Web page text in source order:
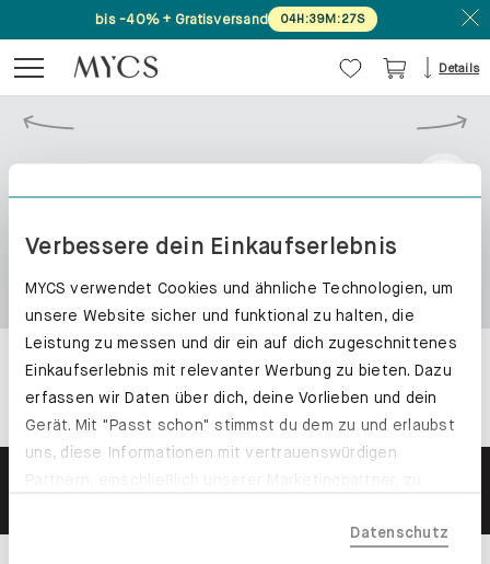
Verbessere dein Einkaufserlebnis
MYCS verwendet Cookies und ähnliche Technologien, um
unsere Website sicher und funktional zu halten, die
Leistung zu messen und dir ein auf dich zugeschnittenes
Einkaufserlebnis mit relevanter Werbung zu bieten. Dazu
erfassen wir Daten über dich, deine Vorlieben und dein
Gerät. Mit "Passt schon" stimmst du dem zu und erlaubst
uns, diese Informationen mit vertrauenswürdigen
der EU, beispielsweise in den USA, verarbeitet werden
Datenschutz
bis -40% + Gratisversand 04H:39M:27S
Details